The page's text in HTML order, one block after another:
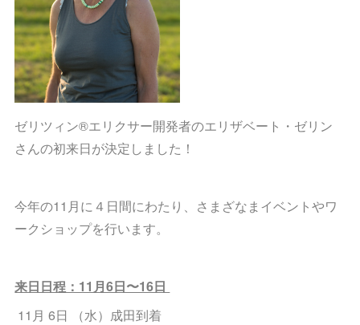
ゼリツィン®︎エリクサー開発者のエリザベート・ゼリン
さんの初来日が決定しました！
今年の11月に４日間にわたり、さまざなまイベントやワ
ークショップを行います。
来日日程：11月6日〜16日
11月 6日 （水）成田到着